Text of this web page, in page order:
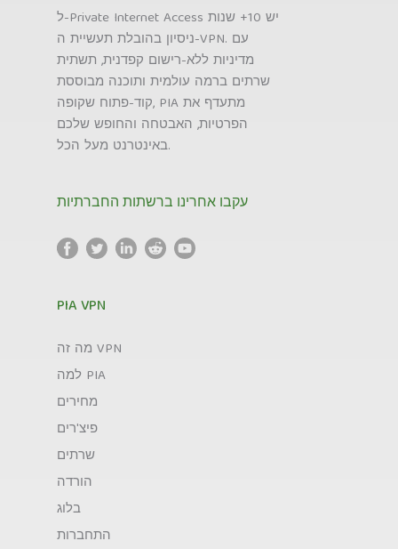
ל-Private Internet Access יש 10+ שנות
ניסיון בהובלת תעשיית ה-VPN. עם
מדיניות ללא-רישום קפדנית, תשתית
שרתים ברמה עולמית ותוכנה מבוססת
קוד-פתוח שקופה, PIA מתעדף את
הפרטיות, האבטחה והחופש שלכם
באינטרנט מעל הכל.
עקבו אחרינו ברשתות החברתיות
PIA VPN
מה זה VPN
למה PIA
מחירים
פיצ'רים
שרתים
הורדה
בלוג
התחברות